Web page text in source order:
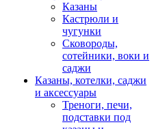
Казаны
Кастрюли и
чугунки
Сковороды,
сотейники, воки и
саджи
Казаны, котелки, саджи
и аксессуары
Треноги, печи,
подставки под